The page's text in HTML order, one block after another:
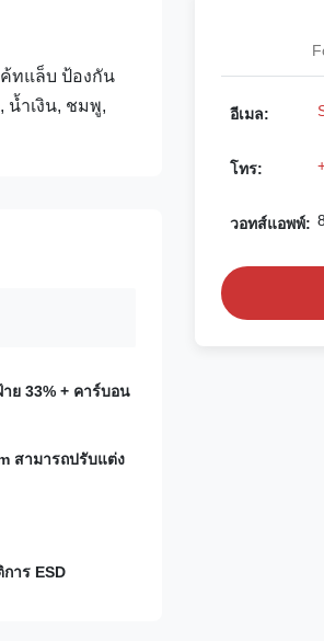
ค้ทแล็บ ป้องกัน
น้ำเงิน, ชมพู,
าย 33% + คาร์บอน
สามารถปรับแต่ง
าร ESD
อีเมล:
โทร:
วอทส์แอพพ์: